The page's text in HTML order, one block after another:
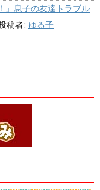
」息子の友達トラブル
稿者: ゆる子